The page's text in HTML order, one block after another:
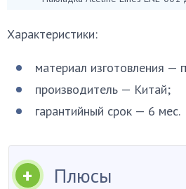
Характеристики:
материал изготовления —
производитель — Китай;
гарантийный срок — 6 мес.
Плюсы